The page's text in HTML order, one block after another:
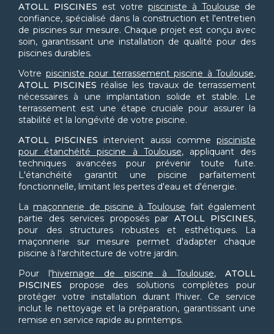
ATOLL PISCINES est votre pisciniste à Toulouse de
confiance, spécialisé dans la construction et l'entretien
de piscines sur mesure. Chaque projet est conçu avec
soin, garantissant une installation de qualité pour des
piscines durables.
Votre pisciniste pour terrassement piscine à Toulouse,
ATOLL PISCINES réalise les travaux de terrassement
nécessaires à une implantation solide et stable. Le
terrassement est une étape cruciale pour assurer la
stabilité et la longévité de votre piscine.
ATOLL PISCINES intervient aussi commepisciniste
pour étanchéité piscine à Toulouse, appliquant des
techniques avancées pour prévenir toute fuite.
L'étanchéité garantit une piscine parfaitement
fonctionnelle, limitant les pertes d'eau et d'énergie.
La maçonnerie de piscine à Toulouse fait également
partie des services proposés par ATOLL PISCINES,
pour des structures robustes et esthétiques. La
maçonnerie sur mesure permet d'adapter chaque
piscine à l'architecture de votre jardin.
Pour l'hivernage de piscine à Toulouse,ATOLL
PISCINES propose des solutions complètes pour
protéger votre installation durant l'hiver. Ce service
inclut le nettoyage et la préparation, garantissant une
remise en service rapide au printemps.